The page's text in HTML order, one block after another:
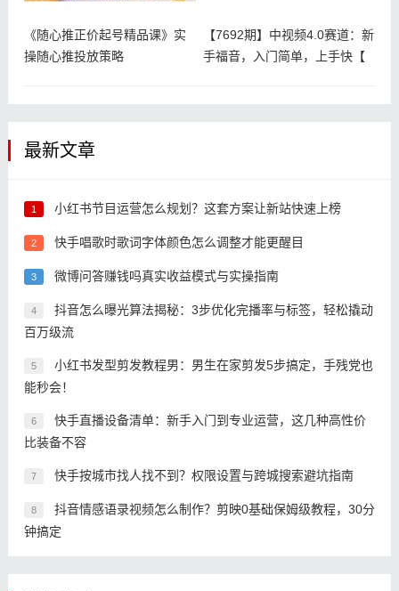
《随心推正价起号精品课》实
操随心推投放策略
【7692期】中视频4.0赛道：新
手福音，入门简单，上手快【
最新文章
1 小红书节目运营怎么规划？这套方案让新站快速上榜
2 快手唱歌时歌词字体颜色怎么调整才能更醒目
3 微博问答赚钱吗真实收益模式与实操指南
4
抖音怎么曝光算法揭秘：3步优化完播率与标签，轻松撬动
百万级流
5
小红书发型剪发教程男：男生在家剪发5步搞定，手残党也
能秒会！
6
快手直播设备清单：新手入门到专业运营，这几种高性价
比装备不容
7 快手按城市找人找不到？权限设置与跨城搜索避坑指南
8
抖音情感语录视频怎么制作？剪映0基础保姆级教程，30分
钟搞定